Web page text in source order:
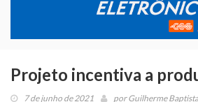
Projeto incentiva a
7 de junho de 2021 porGuilherme Baptista